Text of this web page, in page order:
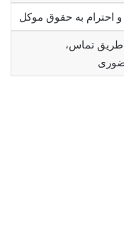
احترام به حقوق موکل
طریق تماس،